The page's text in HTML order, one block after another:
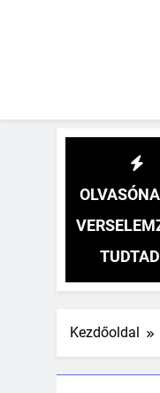
József Attila: A hit
3 Hét Ezelőtt
Kezdőoldal